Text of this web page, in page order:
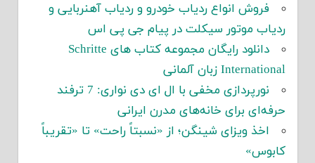
فروش انواع ردیاب خودرو و ردیاب آهنربایی و
ردیاب موتور سیکلت در پیام جی پی اس
دانلود رایگان مجموعه کتاب های Schritte
International زبان آلمانی
نورپردازی مخفی با ال ای دی نواری: 7 ترفند
حرفه‌ای برای خانه‌های مدرن ایرانی
اخذ ویزای شینگن؛ از «نسبتاً راحت» تا «تقریباً
کابوس»